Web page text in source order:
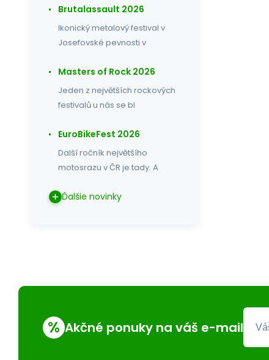
Brutalassault 2026
Ikonický metalový festival v
Josefovské pevnosti v
Masters of Rock 2026
Jeden z největších rockových
festivalů u nás se bl
EuroBikeFest 2026
Další ročník největšího
motosrazu v ČR je tady. A
Ďalšie novinky
% Akčné ponuky na váš e-mail